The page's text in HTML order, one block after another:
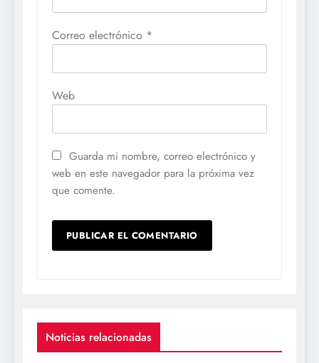
Correo electrónico *
Web
Guarda mi nombre, correo electrónico y
web en este navegador para la próxima vez
que comente.
Noticias relacionadas